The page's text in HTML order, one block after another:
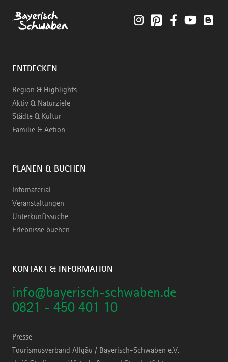
InstagramPinterestFacebookYouTube
ENTDECKEN
Region & Highlights
Aktiv & Naturziele
Städte & Kultur
Familie & Action
PLANEN & BUCHEN
Infomaterial
Veranstaltungen
Unterkunftssuche
Erlebnisse buchen
KONTAKT & INFORMATION
info@bayerisch-schwaben.de
0821 - 450 401 10
Presse
Tourismusverband Allgäu / Bayerisch-Schwaben e.V.